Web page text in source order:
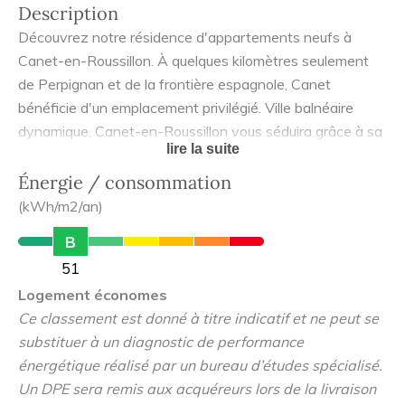
Description
Découvrez notre résidence d'appartements neufs à
Canet-en-Roussillon. À quelques kilomètres seulement
de Perpignan et de la frontière espagnole, Canet
bénéficie d'un emplacement privilégié. Ville balnéaire
dynamique, Canet-en-Roussillon vous séduira grâce à sa
douceur méditerranéenne, le charme de son centre-ville
avec ses marchés hebdomadaires et sa vie culturelle
riche.A 15mn de la gare de Perpignan et 20mn de
l'aéroport Perpignan Rivesaltes Méditerranée, habiter
dans la résidence Le Miami c'est concilier le plaisir de
vivre en bord de mer toute l'année, dans un cadre naturel
exceptionnel, tout en bénéficiant des commerces et
services de la vie quotidienne. Une résidence unique avec
un accès direct à la plage, et à 600m de l'aquarium Oniria
et du Port de plaisance. La résidence le Miami vous
propose des appartements neufs du 3 pièces au 5 pièces
lire la suite
Énergie / consommation
(kWh/m2/an)
B
51
Logement économes
Ce classement est donné à titre indicatif et ne peut se
substituer à un diagnostic de performance
énergétique réalisé par un bureau d’études spécialisé.
Un DPE sera remis aux acquéreurs lors de la livraison